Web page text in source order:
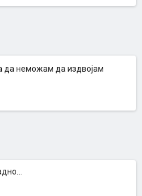
да неможам да издвојам